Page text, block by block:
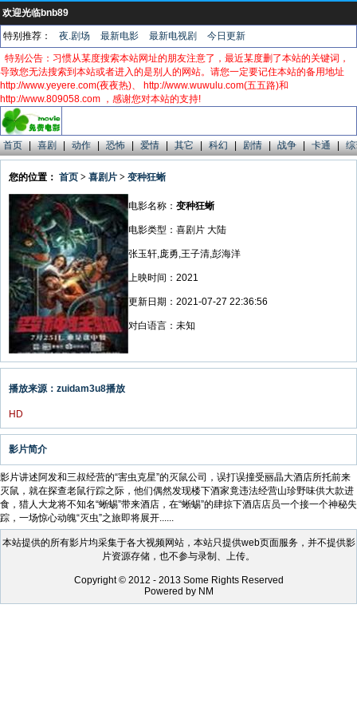
欢迎光临bnb89
特别推荐： 夜.剧场 最新电影 最新电视剧
今日更新
特别公告：习惯从某度搜索本站网址的朋友注意了，最近某度删了本站的关键词，
导致您无法搜索到本站或者进入的是别人的网站。请您一定要记住本站的备用地址
http://www.yeyere.com(夜夜热)、 http://www.wuwulu.com(五五路)和
http://www.809058.com ，感谢您对本站的支持!
首页 | 喜剧 | 动作 | 恐怖 | 爱情 | 其它 | 科幻 | 剧情 | 战争 | 卡通 |
您的位置： 首页 > 喜剧片 > 变种狂蜥
电影名称： 变种狂蜥
电影类型：喜剧片 大陆
张玉轩,庞勇,王子清,彭海洋
上映时间：2021
更新日期：2021-07-27 22:36:56
对白语言：未知
播放来源：zuidam3u8播放
HD
影片简介
影片讲述阿发和三叔经营的“害虫克星”的灭鼠公司，误打误撞受丽晶大酒店所托前来
灭鼠，就在探查老鼠行踪之际，他们偶然发现楼下酒家竟违法经营山珍野味供大款进
食，猎人大龙将不知名“蜥蜴”带来酒店，在“蜥蜴”的肆掠下酒店店员一个接一个神秘失
踪，一场惊心动魄“灭虫”之旅即将展开......
本站提供的所有影片均采集于各大视频网站，本站只提供web页面服务，并不提供影
片资源存储，也不参与录制、上传。
Copyright © 2012 - 2013 Some Rights Reserved
Powered by NM